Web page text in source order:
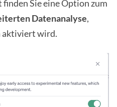
Sie eine Option zum
Datenanalyse,
aktiviert wird.